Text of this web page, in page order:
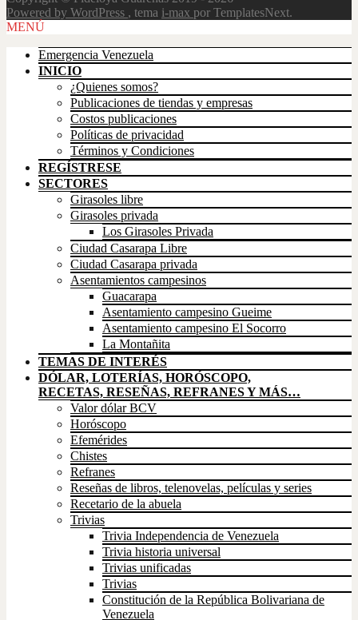
Powered by WordPress , tema i-max por TemplatesNext.
Scroll
MENÚ
Emergencia Venezuela
INICIO
¿Quienes somos?
Publicaciones de tiendas y empresas
Costos publicaciones
Políticas de privacidad
Términos y Condiciones
REGÍSTRESE
SECTORES
Girasoles libre
Girasoles privada
Los Girasoles Privada
Ciudad Casarapa Libre
Ciudad Casarapa privada
Asentamientos campesinos
Guacarapa
Asentamiento campesino Gueime
Asentamiento campesino El Socorro
La Montañita
TEMAS DE INTERÉS
DÓLAR, LOTERÍAS, HORÓSCOPO,
RECETAS, RESEÑAS, REFRANES Y MÁS…
Valor dólar BCV
Horóscopo
Efemérides
Chistes
Refranes
Reseñas de libros, telenovelas, películas y series
Recetario de la abuela
Trivias
Trivia Independencia de Venezuela
Trivia historia universal
Trivias unificadas
Trivias
Constitución de la República Bolivariana de
Venezuela